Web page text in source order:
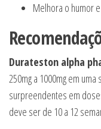
Melhora o humor
Durateston alpha
250mg a 1000mg em
surpreendentes em
deve ser de 10 a 12